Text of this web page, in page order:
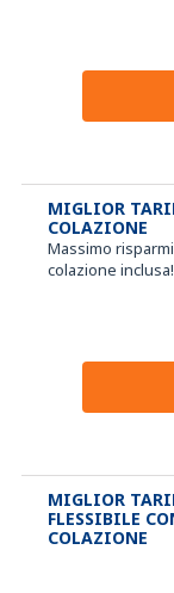
MIGLIOR
COLAZIONE
Massimo
colazione inclusa!
MIGLIOR
FLESSIBILE
COLAZIONE